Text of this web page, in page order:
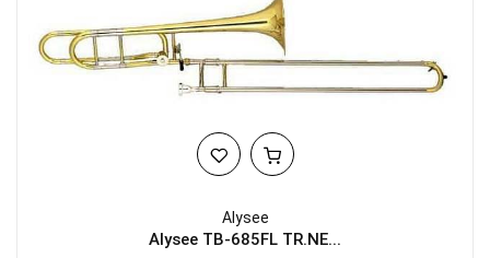
Alysee
Alysee TB-685FL TR.NE...